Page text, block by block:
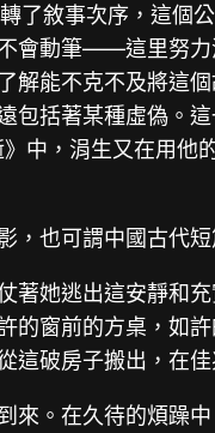
了敘事次序，這個
動筆——這里努
能不克不及將這
括著某種虛偽。
中，涓生又在用他
，也可謂中國古代短
她逃出這安靜和
窗前的方桌，如
破房子搬出，在
。在久待的煩躁